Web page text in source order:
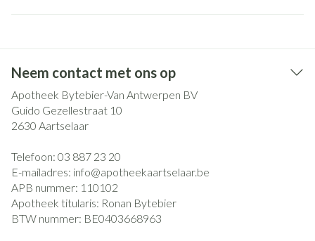
Neem contact met ons op
Apotheek Bytebier-Van Antwerpen BV
Guido Gezellestraat 10
2630 Aartselaar
Telefoon: 03 887 23 20
E-mailadres: info@apotheekaartselaar.be
APB nummer: 110102
Apotheek titularis: Ronan Bytebier
BTW nummer: BE0403668963